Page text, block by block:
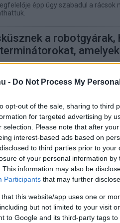
- Do Not Process My
opt-out of the sale, sharing to third
for targeted advertising by
selection. Please note that after
interest-based ads based on
to third parties prior to
of your personal information by
This information may also be
Participants that may further
that this website/app uses one or
but not limited to your visit
to Google and its third-party tags
épp úgy szabadul a rácsok
a robotgyárak,
a Terminátor: emberi
20:37
picit barátságosabbak lehetnek a
a
10:50